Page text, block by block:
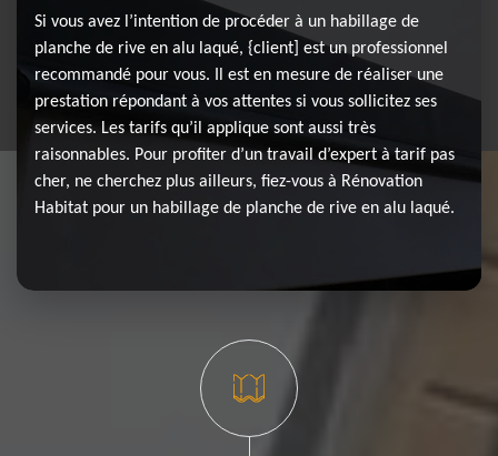
Si vous avez l’intention de procéder à un habillage de
planche de rive en alu laqué, {client] est un professionnel
recommandé pour vous. Il est en mesure de réaliser une
prestation répondant à vos attentes si vous sollicitez ses
services. Les tarifs qu’il applique sont aussi très
raisonnables. Pour profiter d’un travail d’expert à tarif pas
cher, ne cherchez plus ailleurs, fiez-vous à Rénovation
Habitat pour un habillage de planche de rive en alu laqué.